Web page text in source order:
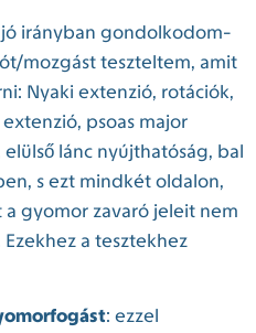
irányban gondolkodom-
mozgást teszteltem, amit
Nyaki extenzió, rotációk,
psoas major
lánc nyújthatóság, bal
s ezt mindkét oldalon,
a gyomor zavaró jeleit nem
a tesztekhez
: ezzel